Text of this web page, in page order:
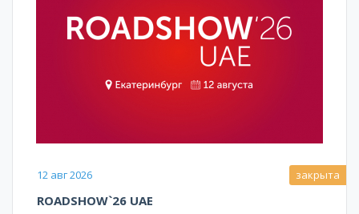
12 авг 2026 закрыта
ROADSHOW`26 UAE